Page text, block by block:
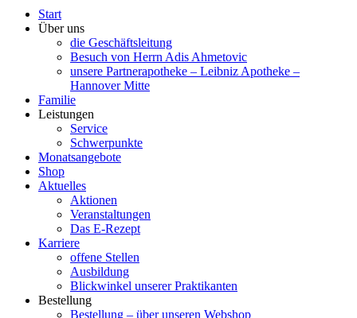
Start
Über uns
die Geschäftsleitung
Besuch von Herrn Adis Ahmetovic
unsere Partnerapotheke – Leibniz Apotheke –
Hannover Mitte
Familie
Leistungen
Service
Schwerpunkte
Monatsangebote
Shop
Aktuelles
Aktionen
Veranstaltungen
Das E-Rezept
Karriere
offene Stellen
Ausbildung
Blickwinkel unserer Praktikanten
Bestellung
Bestellung – über unseren Webshop